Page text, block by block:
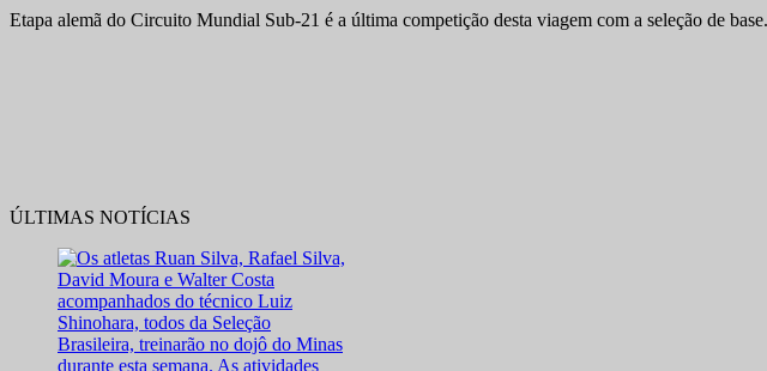
Etapa alemã do Circuito Mundial Sub-21 é a última competição desta viagem com a seleção de
ÚLTIMAS NOTÍCIAS